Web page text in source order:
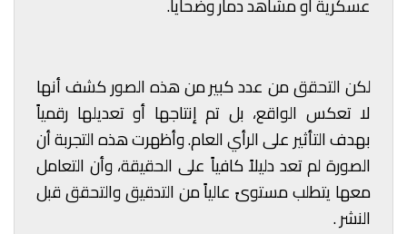
لكن التحقق من عدد كبير من هذه الصور كشف أنها
لا تعكس الواقع، بل تم إنتاجها أو تعديلها رقمياً
بهدف التأثير على الرأي العام. وأظهرت هذه التجربة أن
الصورة لم تعد دليلاً كافياً على الحقيقة، وأن التعامل
معها يتطلب مستوىً عالياً من التدقيق والتحقق قبل
النشر .